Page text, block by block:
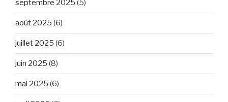
septembre 2025 (5)
août 2025 (6)
juillet 2025 (6)
juin 2025 (8)
mai 2025 (6)